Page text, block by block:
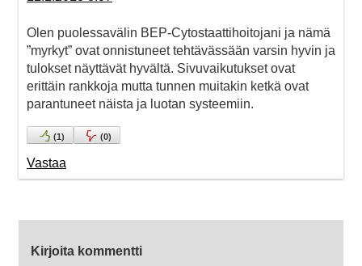
Olen puolessavälin BEP-Cytostaattihoitojani ja nämä
”myrkyt” ovat onnistuneet tehtävässään varsin hyvin ja
tulokset näyttävät hyvältä. Sivuvaikutukset ovat
erittäin rankkoja mutta tunnen muitakin ketkä ovat
parantuneet näista ja luotan systeemiin.
(1) (0)
Vastaa
Kirjoita kommentti